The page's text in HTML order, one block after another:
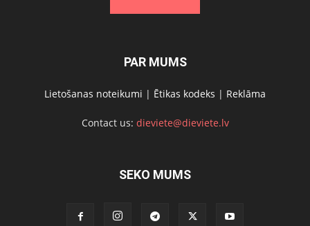
PAR MUMS
Lietošanas noteikumi | Ētikas kodeks | Reklāma
Contact us: dieviete@dieviete.lv
SEKO MUMS